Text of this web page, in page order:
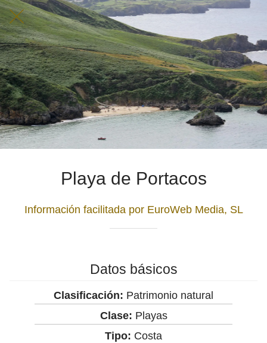
Playa de Portacos
Información facilitada por EuroWeb Media, SL
Datos básicos
Clasificación: Patrimonio natural
Clase: Playas
Tipo: Costa